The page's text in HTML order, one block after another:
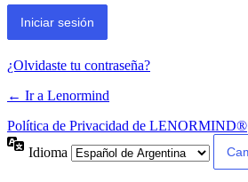
¿Olvidaste tu contraseña?
← Ir a Lenormind
Política de Privacidad de LENORMIND®
Idioma